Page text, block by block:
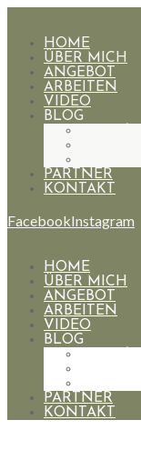
HOME
ÜBER MICH
ANGEBOT
ARBEITEN
VIDEO
BLOG
PARTNER
KONTAKT
FacebookInstagram
HOME
ÜBER MICH
ANGEBOT
ARBEITEN
VIDEO
BLOG
PARTNER
KONTAKT